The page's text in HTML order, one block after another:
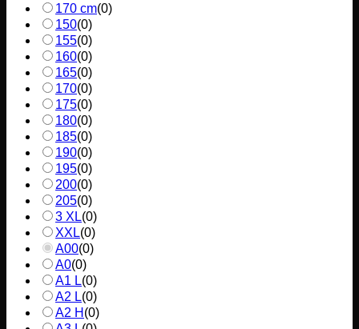
170 cm(0)
150(0)
155(0)
160(0)
165(0)
170(0)
175(0)
180(0)
185(0)
190(0)
195(0)
200(0)
205(0)
3 XL(0)
XXL(0)
A00(0)
A0(0)
A1 L(0)
A2 L(0)
A2 H (0)